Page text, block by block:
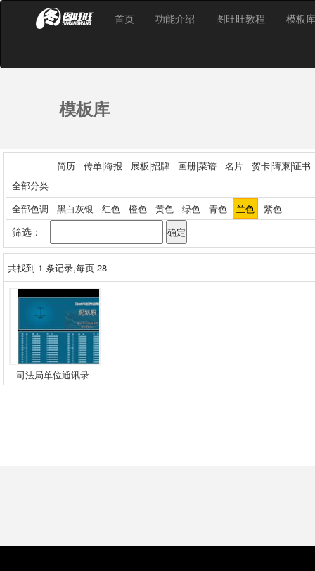
首页 功能介绍 图旺旺教程 模板库
模板库
全部分类
简历 传单|海报 展板|招牌 画册|菜谱 名片 贺卡|请柬|证书
全部色调 黑白灰银 红色 橙色 黄色 绿色 青色 兰色 紫色
筛选：
共找到 1 条记录,每页 28
司法局单位通讯录